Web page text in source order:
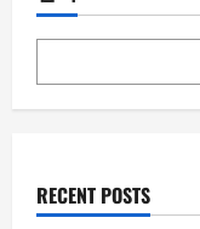
라
서
었
니
이
었
다
RECENT POSTS